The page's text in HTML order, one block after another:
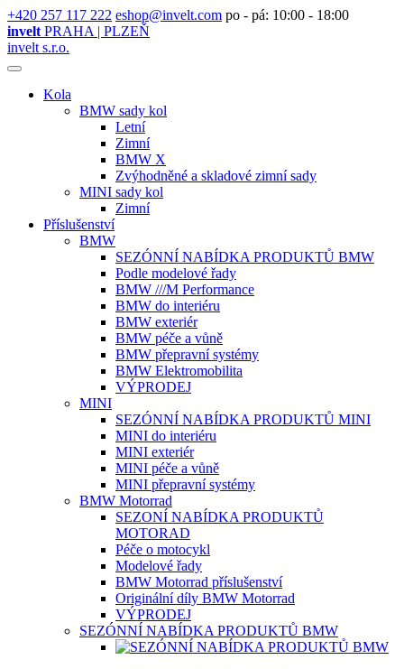
+420 257 117 222 eshop@invelt.com po - pá: 10:00 - 18:00
invelt PRAHA | PLZEŇ
invelt s.r.o.
Kola
BMW sady kol
Letní
Zimní
BMW X
Zvýhodněné a skladové zimní sady
MINI sady kol
Zimní
Příslušenství
BMW
SEZÓNNÍ NABÍDKA PRODUKTŮ BMW
Podle modelové řady
BMW ///M Performance
BMW do interiéru
BMW exteriér
BMW péče a vůně
BMW přepravní systémy
BMW Elektromobilita
VÝPRODEJ
MINI
SEZÓNNÍ NABÍDKA PRODUKTŮ MINI
MINI do interiéru
MINI exteriér
MINI péče a vůně
MINI přepravní systémy
BMW Motorrad
SEZONÍ NABÍDKA PRODUKTŮ
MOTORAD
Péče o motocykl
Modelové řady
BMW Motorrad příslušenství
Originální díly BMW Motorrad
VÝPRODEJ
SEZÓNNÍ NABÍDKA PRODUKTŮ BMW